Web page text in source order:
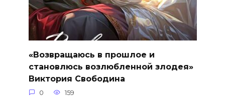
«Возвращаюсь в прошлое и
становлюсь возлюбленной злодея»
Виктория Свободина
0 159